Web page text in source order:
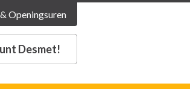
Openingsuren
Desmet!